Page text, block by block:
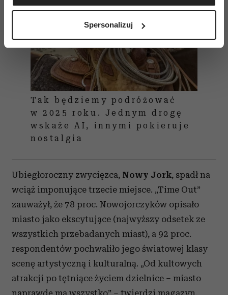
Identyfikować Twoje urządzenie, aktywnie
(fingerprinting, czyli wirtualny odcisk palca)
dane są przetwarzane oraz ustaw własne preferencje w
sekcji szczegółów
. W Deklaracji plików cookie możesz
zmienić lub wycofać swoją zgodę w dowolnej chwili.
Wykorzystujemy pliki cookie do spersonalizowania treści
i reklam, aby oferować funkcje społecznościowe i
analizować ruch w naszej witrynie. Informacje o tym, jak
korzystasz z naszej witryny, udostępniamy partnerom
otrzymanymi od Ciebie lub uzyskanymi podczas
korzystania z ich usług.
Spersonalizuj
Tak będziemy podróżować
w 2025 roku. Jednym drogę
wskaże AI, innymi pokieruje
nostalgia
Ubiegłoroczny zwycięzca, Nowy Jork, spadł na
wciąż imponujące trzecie miejsce. „Time Out”
zauważył, że 78 proc. Nowojorczyków opisało
miasto jako ekscytujące (najwyższy odsetek ze
wszystkich przebadanych miast), a 92 proc.
respondentów pochwaliło jego światowej klasy
scenę artystyczną i kulturalną. „Od kultowych
atrakcji po tętniące życiem dzielnice – miasto
naprawdę ma wszystko” – twierdzi magazyn.